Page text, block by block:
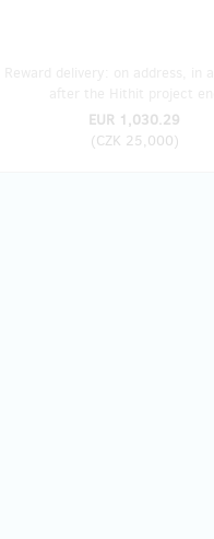
EUR 1,030.29
(CZK 25,000)